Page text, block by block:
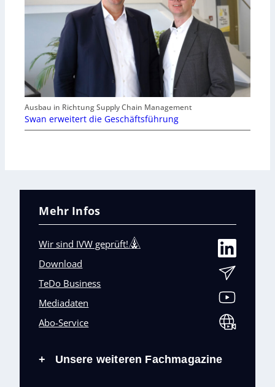
Ausbau in Richtung Supply Chain Management
Swan erweitert die Geschäftsführung
Mehr Infos
Wir sind IVW geprüft!
Download
TeDo Business
Mediadaten
Abo-Service
+ Unsere weiteren Fachmagazine